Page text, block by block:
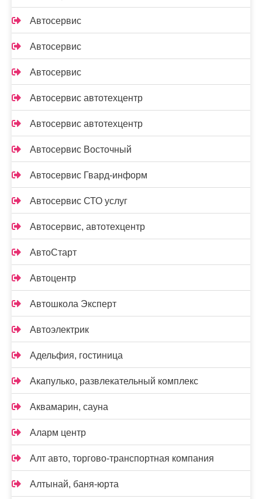
Автосервис
Автосервис
Автосервис
Автосервис автотехцентр
Автосервис автотехцентр
Автосервис Восточный
Автосервис Гвард-информ
Автосервис СТО услуг
Автосервис, автотехцентр
АвтоСтарт
Автоцентр
Автошкола Эксперт
Автоэлектрик
Адельфия, гостиница
Акапулько, развлекательный комплекс
Аквамарин, сауна
Аларм центр
Алт авто, торгово-транспортная компания
Алтынай, баня-юрта